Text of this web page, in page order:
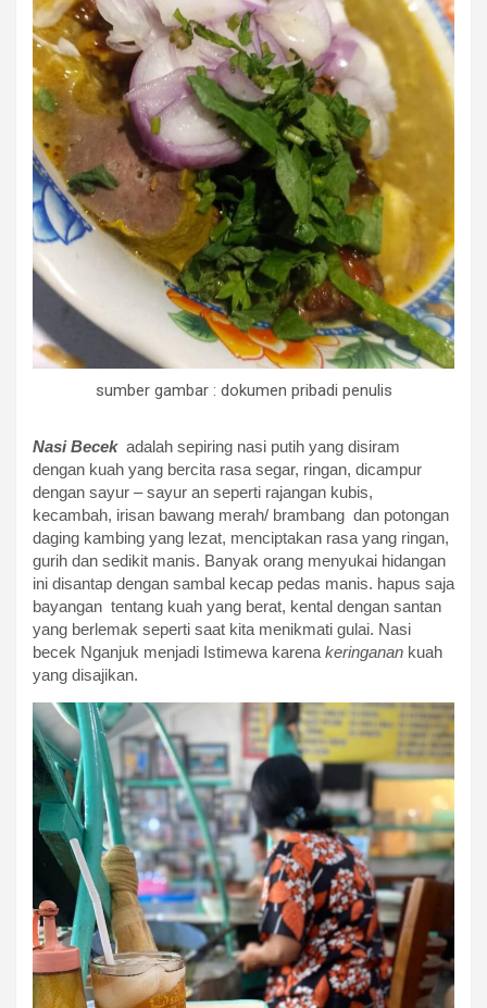
sumber gambar : dokumen pribadi penulis
Nasi Becekadalah sepiring nasi putih yang disiram
dengan kuah yang bercita rasa segar, ringan, dicampur
dengan sayur – sayur an seperti rajangan kubis,
kecambah, irisan bawang merah/ brambang dan potongan
daging kambing yang lezat, menciptakan rasa yang ringan,
gurih dan sedikit manis. Banyak orang menyukai hidangan
ini disantap dengan sambal kecap pedas manis. hapus saja
bayangan tentang kuah yang berat, kental dengan santan
yang berlemak seperti saat kita menikmati gulai. Nasi
becek Nganjuk menjadi Istimewa karenakeringanan kuah
yang disajikan.